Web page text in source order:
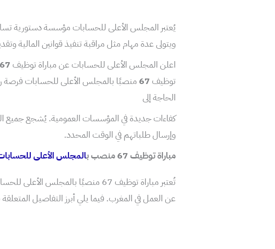
يُعتبر المجلس الأعلى للحسابات مؤسسة دستورية
ويتولى عدة مهام مثل مراقبة تنفيذ قوانين المالية
اعلن المجلس الأعلى للحسابات عن مباراة توظيف67
توظيف67منصبًا بالمجلس الأعلى للحسابات
الحاجة إلى
كفاءات جديدة في المؤسسات العمومية. يُشجع جميع
وإرسال طلباتهم في الوقت المحدد.
مباراة توظيف 67 منصب ب
المجلس الأعلى
عن العمل في المغرب. فيما يلي أبرز التفاصيل